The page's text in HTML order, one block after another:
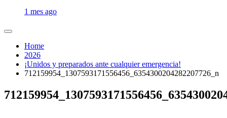
1 mes ago
Home
2026
¡Unidos y preparados ante cualquier emergencia!
712159954_1307593171556456_6354300204282207726_n